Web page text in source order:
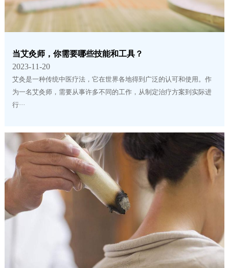
当艾灸师，你需要哪些技能和工具？
2023-11-20
艾灸是一种传统中医疗法，它在世界各地得到广泛的认可和使用。作
为一名艾灸师，需要从事许多不同的工作，从制定治疗方案到实际进
行···